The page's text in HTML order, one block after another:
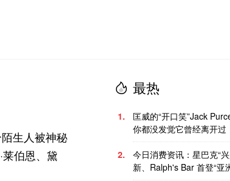
生人被神秘
伯恩、黛
最热
1.
匡威的“开口笑”Jack
你都没发觉它曾经离开过
2.
今日消费资讯：星巴克“
新、Ralph's Bar 首登“亚